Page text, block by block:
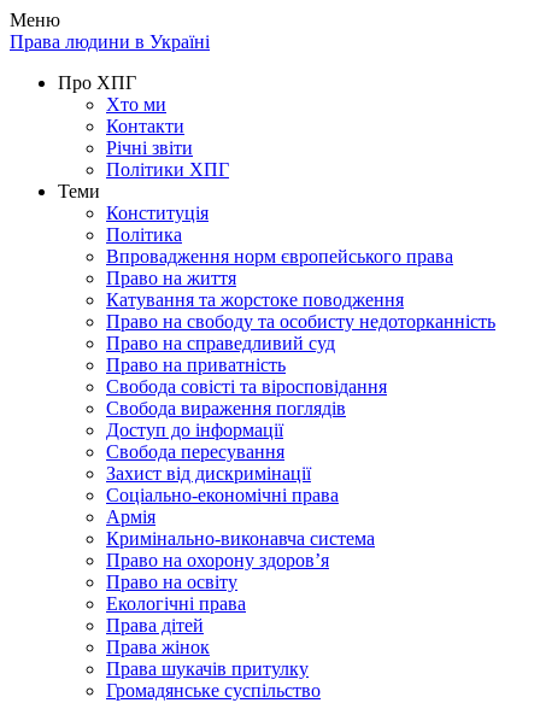
Меню
Права людини в Україні
Про ХПГ
Хто ми
Контакти
Річні звіти
Політики ХПГ
Теми
Конституція
Політика
Впровадження норм європейського права
Право на життя
Катування та жорстоке поводження
Право на свободу та особисту недоторканність
Право на справедливий суд
Право на приватність
Свобода совісті та віросповідання
Свобода вираження поглядів
Доступ до інформації
Свобода пересування
Захист від дискримінації
Соціально-економічні права
Армія
Кримінально-виконавча система
Право на охорону здоров’я
Право на освіту
Екологічні права
Права дітей
Права жінок
Права шукачів притулку
Громадянське суспільство